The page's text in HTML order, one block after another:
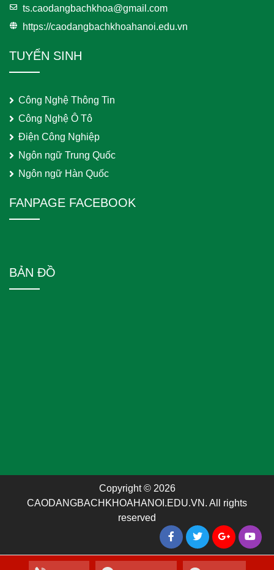
ts.caodangbachkhoa@gmail.com
https://caodangbachkhoahanoi.edu.vn
TUYỂN SINH
Công Nghệ Thông Tin
Công Nghệ Ô Tô
Điện Công Nghiệp
Ngôn ngữ Trung Quốc
Ngôn ngữ Hàn Quốc
FANPAGE FACEBOOK
BẢN ĐỒ
Copyright © 2026
CAODANGBACHKHOAHANOI.EDU.VN. All rights
reserved